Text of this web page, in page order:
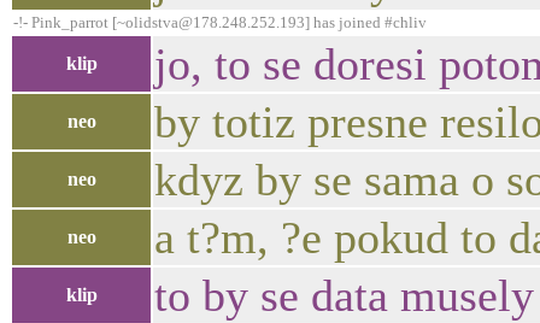
-!- Pink_parrot [~olidstva@178.248.252.193] has joined #chliv
klip jo, to se doresi
neo by totiz presne
neo kdyz by se sama o
neo a t?m, ?e pokud to
klip to by se data